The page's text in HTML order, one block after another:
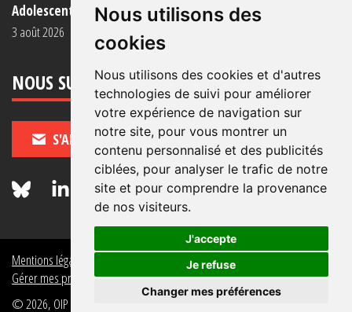
Nous utilisons des
cookies
Nous utilisons des cookies et d'autres
technologies de suivi pour améliorer
votre expérience de navigation sur
notre site, pour vous montrer un
contenu personnalisé et des publicités
ciblées, pour analyser le trafic de notre
site et pour comprendre la provenance
de nos visiteurs.
J'accepte
Je refuse
Changer mes préférences
Adolescent·es incarcéré·es : une faillite collective
3 août 2026
NOUS SUIVRE
S'ABONNER
Mentions légales
Politique de données personnelles
Gérer mes préférences de données personnelles
© 2026, OIP Section FR